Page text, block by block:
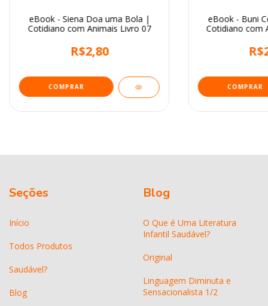
eBook - Siena Doa uma Bola |
Cotidiano com Animais Livro 07
R$2,80
eBook - Buni
Cotidiano com
Seções
Início
Todos Produtos
Saudável?
Blog
Blog
O Que é Uma Literatura
Infantil Saudável?
Original
Linguagem Diminuta e
Sensacionalista 1/2